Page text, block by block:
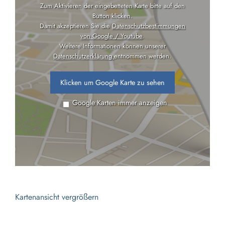
Zum Aktivieren der eingebetteten Karte bitte auf den
Button klicken.
Damit akzeptieren Sie dieDatenschutzbestimmungen
von Google / Youtube.
Weitere Informationen können unserer
Datenschutzerklärungentnommen werden.
Klicken um Google Karte zu sehen
Google Karten immer anzeigen
Kartenansicht vergrößern